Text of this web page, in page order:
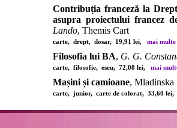
Contribuția franceză la
asupra proiectului francez
Lando, Themis Cart
carte, drept, dosar, 19,91 lei, mai
Filosofia lui BA, G. G.
carte, filosofie, eseu, 72,08 lei, mai
Mașini și camioane, Mladinska
carte, junior, carte de colorat, 33,60